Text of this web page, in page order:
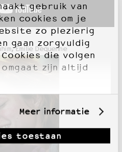
gebruik van
cookies om je
zo plezierig
gaan zorgvuldig
die volgen
zijn altijd
Meer informatie
toestaan
Emilie Dequenne